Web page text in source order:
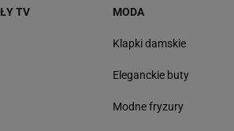
TV MODA
Klapki damskie
Eleganckie buty
Modne fryzury